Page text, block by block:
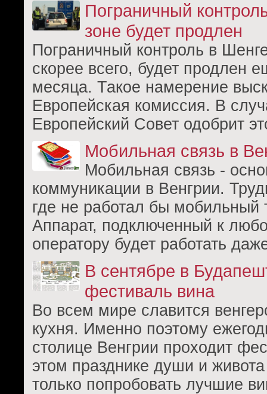
Пограничный
зоне будет продлен
Пограничный контроль в
скорее всего, будет продлен
месяца. Такое намерение
Европейская комиссия. В
Европейский Совет одобрит
Мобильная связь в
Мобильная связь -
коммуникации в Венгрии.
где не работал бы мобильный
Аппарат, подключенный к
оператору будет работать
В сентябре в
фестиваль вина
Во всем мире славится
кухня. Именно поэтому
столице Венгрии проходит
этом празднике души и
только попробовать лучшие